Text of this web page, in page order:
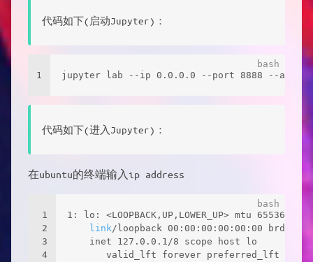
代码如下(启动Jupyter)：
1 jupyter lab --ip 0.0.0.0 --port 8888 --
代码如下(进入Jupyter)：
在ubuntu的终端输入ip address
1
2
3
4
1: lo: <LOOPBACK,UP,LOWER_UP> mtu 65536
link/loopback 00:00:00:00:00:00 brd
    inet 127.0.0.1/8 scope host lo
valid_lft forever preferred_lft